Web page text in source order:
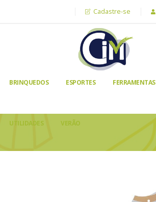
Cadastre-se
BRINQUEDOS ESPORTES FERRAMENTAS
UTILIDADES VERÃO